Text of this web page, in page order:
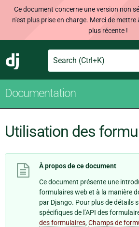
Ce document concerne une version non
n'est plus prise en charge. Merci de mettre
plus récente !
Django
Search
Documentation
Utilisation des
À propos de ce document
Ce document présente une
formulaires web et à la manière
par Django. Pour plus de détails
spécifiques de l’API des
des formulaires,Champs de